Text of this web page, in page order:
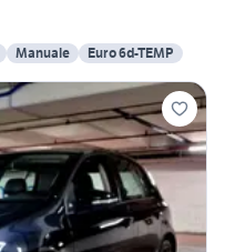
Manuale Euro 6d-TEMP